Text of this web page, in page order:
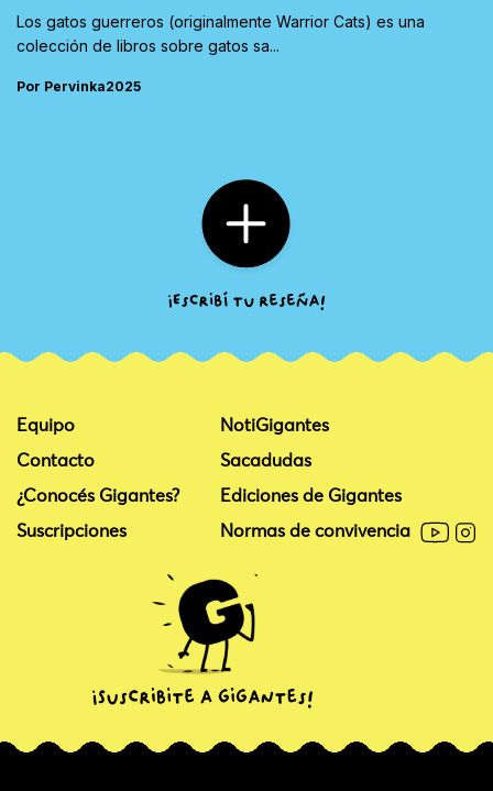
Los gatos guerreros (originalmente Warrior Cats) es una
colección de libros sobre gatos sa...
Por Pervinka2025
Equipo
Contacto
¿Conocés Gigantes?
Suscripciones
NotiGigantes
Sacadudas
Ediciones de Gigantes
Normas de convivencia